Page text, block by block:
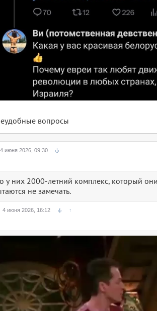
вoпросы
4 июня 2026, 09:30
у них 2000-летний комплекс, который
не замечать.
4 июня 2026, 16:12 ↑